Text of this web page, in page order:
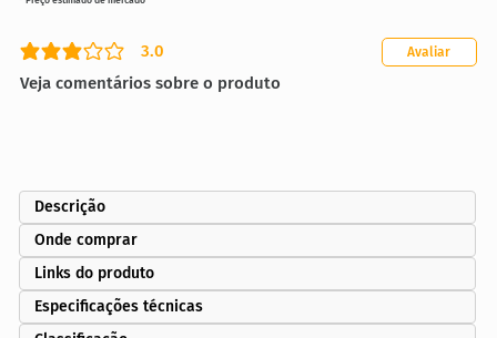
3.0
classificação média é 3 de 5
Veja comentários sobre o produto
Avaliar
Descrição
Onde comprar
Links do produto
Especificações técnicas